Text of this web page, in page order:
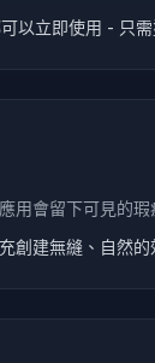
以立即使用 - 只
用會留下可見的
創建無縫、自然的